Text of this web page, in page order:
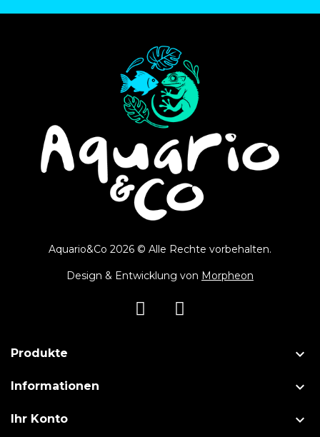
Aquario&Co 2026 © Alle Rechte vorbehalten.
Design & Entwicklung von Morpheon
Produkte 
Informationen 
Ihr Konto 